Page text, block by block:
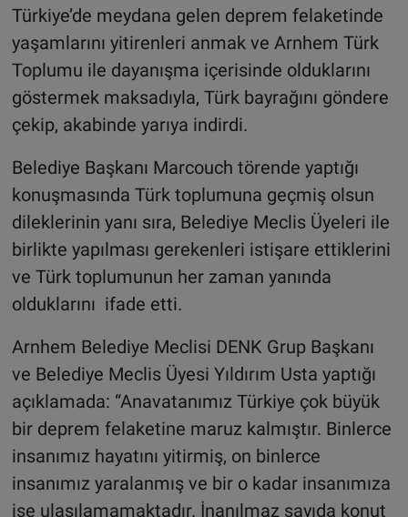
Türkiye’de meydana gelen deprem felaketinde
yaşamlarını yitirenleri anmak ve Arnhem Türk
Toplumu ile dayanışma içerisinde olduklarını
göstermek maksadıyla, Türk bayrağını göndere
çekip, akabinde yarıya indirdi.
Belediye Başkanı Marcouch törende yaptığı
konuşmasında Türk toplumuna geçmiş olsun
dileklerinin yanı sıra, Belediye Meclis Üyeleri ile
birlikte yapılması gerekenleri istişare ettiklerini
ve Türk toplumunun her zaman yanında
olduklarını ifade etti.
Arnhem Belediye Meclisi DENK Grup Başkanı
ve Belediye Meclis Üyesi Yıldırım Usta yaptığı
açıklamada: “Anavatanımız Türkiye çok büyük
bir deprem felaketine maruz kalmıştır. Binlerce
insanımız hayatını yitirmiş, on binlerce
insanımız yaralanmış ve bir o kadar insanımıza
ise ulaşılamamaktadır. İnanılmaz sayıda konut